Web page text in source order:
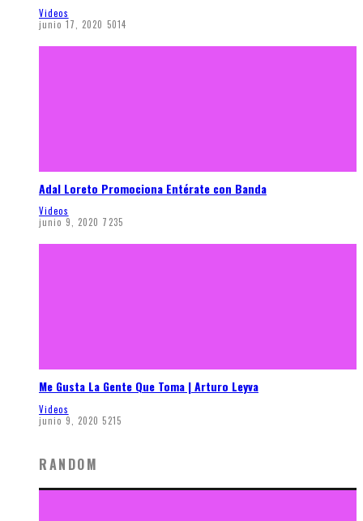
Videos
junio 17, 2020 5014
Adal Loreto Promociona Entérate con Banda
Videos
junio 9, 2020 7235
Me Gusta La Gente Que Toma | Arturo Leyva
Videos
junio 9, 2020 5215
RANDOM